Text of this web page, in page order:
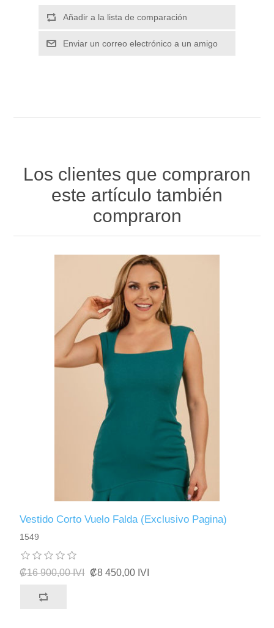
Los clientes que compraron
este artículo también
compraron
Vestido Corto Vuelo Falda (Exclusivo Pagina)
1549
₡16 900,00 IVI ₡8 450,00 IVI